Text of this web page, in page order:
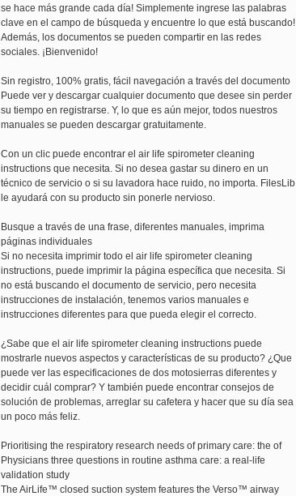
se hace más grande cada día! Simplemente ingrese las palabras
clave en el campo de búsqueda y encuentre lo que está buscando!
Además, los documentos se pueden compartir en las redes
sociales. ¡Bienvenido!
Sin registro, 100% gratis, fácil navegación a través del documento
Puede ver y descargar cualquier documento que desee sin perder
su tiempo en registrarse. Y, lo que es aún mejor, todos nuestros
manuales se pueden descargar gratuitamente.
Con un clic puede encontrar el air life spirometer cleaning
instructions que necesita. Si no desea gastar su dinero en un
técnico de servicio o si su lavadora hace ruido, no importa. FilesLib
le ayudará con su producto sin ponerle nervioso.
Busque a través de una frase, diferentes manuales, imprima
páginas individuales
Si no necesita imprimir todo el air life spirometer cleaning
instructions, puede imprimir la página específica que necesita. Si
no está buscando el documento de servicio, pero necesita
instrucciones de instalación, tenemos varios manuales e
instrucciones diferentes para que pueda elegir el correcto.
¿Sabe que el air life spirometer cleaning instructions puede
mostrarle nuevos aspectos y características de su producto? ¿Que
puede ver las especificaciones de dos motosierras diferentes y
decidir cuál comprar? Y también puede encontrar consejos de
solución de problemas, arreglar su cafetera y hacer que su día sea
un poco más feliz.
Prioritising the respiratory research needs of primary care: the of
Physicians three questions in routine asthma care: a real-life
validation study
The AirLife™ closed suction system features the Verso™ airway